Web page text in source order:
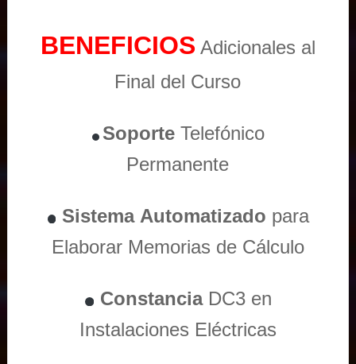
BENEFICIOS Adicionales al
Final del Curso
Soporte Telefónico
Permanente
Sistema Automatizado para
Elaborar Memorias de Cálculo
ConstanciaDC3 en
Instalaciones Eléctricas